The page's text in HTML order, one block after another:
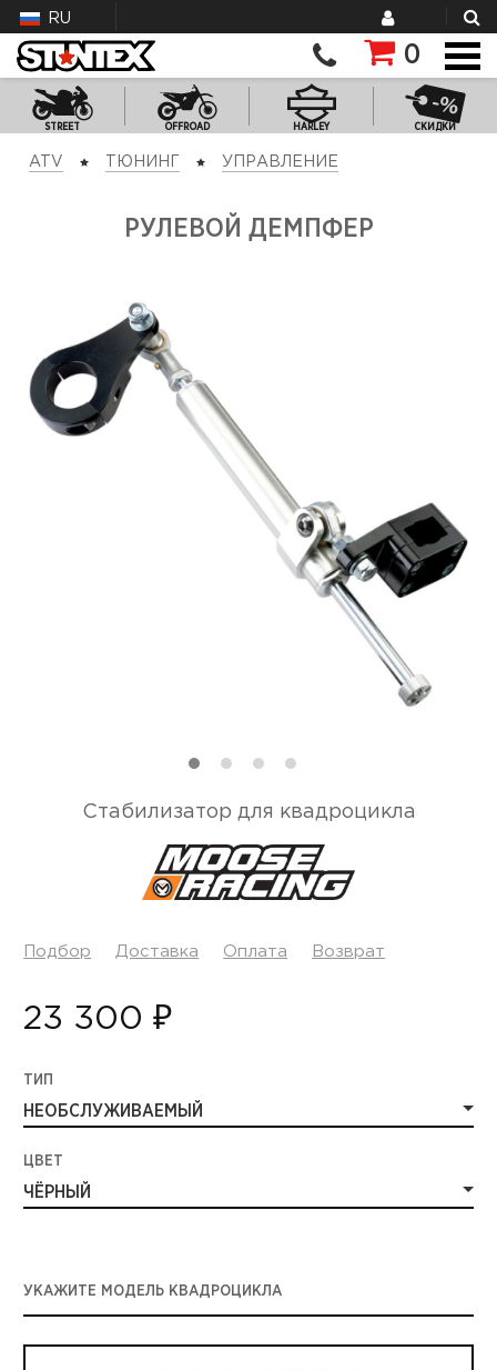
RU
0
STREET OFFROAD HARLEY СКИДКИ
ATV ТЮНИНГ УПРАВЛЕНИЕ
РУЛЕВОЙ ДЕМПФЕР
Стабилизатор для квадроцикла
Подбор Доставка Оплата Возврат
23 300 ₽
ТИП
НЕОБСЛУЖИВАЕМЫЙ
ЦВЕТ
ЧЁРНЫЙ
УКАЖИТЕ МОДЕЛЬ КВАДРОЦИКЛА